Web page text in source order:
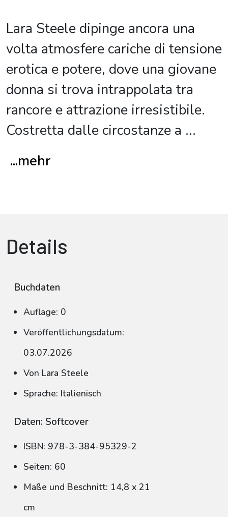
Lara Steele dipinge ancora una
volta atmosfere cariche di tensione
erotica e potere, dove una giovane
donna si trova intrappolata tra
rancore e attrazione irresistibile.
Costretta dalle circostanze a ...
...mehr
Details
Buchdaten
Auflage: 0
Veröffentlichungsdatum:
03.07.2026
Von Lara Steele
Sprache: Italienisch
Daten: Softcover
ISBN: 978-3-384-95329-2
Seiten: 60
Maße und Beschnitt: 14,8 x 21
cm